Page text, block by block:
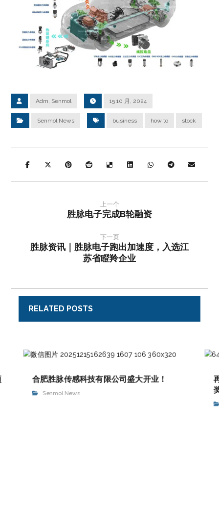
Adm, Senmol 15 10 月, 2024
Senmol News business how to stock
上一个
胜脉电子完成B轮融资
下一页
胜脉资讯｜胜脉电子跑出加速度，入选江
苏省瞪羚企业
RELATED POSTS
合肥胜脉传感科技有限公司盛大开业！
Senmol News